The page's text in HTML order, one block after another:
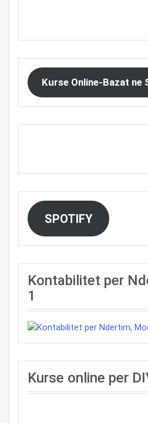
Kurse Online-Bazat ne
SPOTIFY
Kontabilitet per
1
Kurse online per